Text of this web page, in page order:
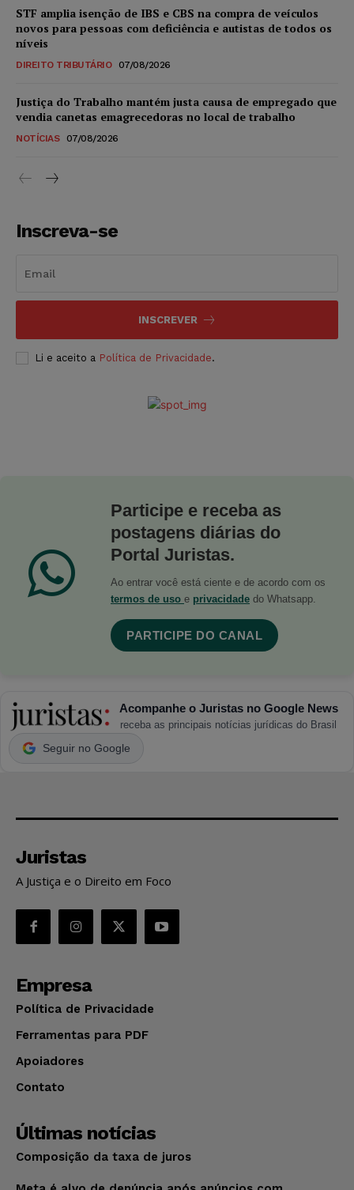
STF amplia isenção de IBS e CBS na compra de veículos
novos para pessoas com deficiência e autistas de todos os
níveis
DIREITO TRIBUTÁRIO 07/08/2026
Justiça do Trabalho mantém justa causa de empregado que
vendia canetas emagrecedoras no local de trabalho
NOTÍCIAS 07/08/2026
Inscreva-se
INSCREVER
Li e aceito a Política de Privacidade.
Participe e receba as
postagens diárias do
Portal Juristas.
Ao entrar você está ciente e de acordo com os
termos de uso e privacidade do Whatsapp.
PARTICIPE DO CANAL
Acompanhe o Juristas no Google News
receba as principais notícias jurídicas do Brasil
Seguir no Google
Juristas
A Justiça e o Direito em Foco
Empresa
Política de Privacidade
Ferramentas para PDF
Apoiadores
Contato
Últimas notícias
Composição da taxa de juros